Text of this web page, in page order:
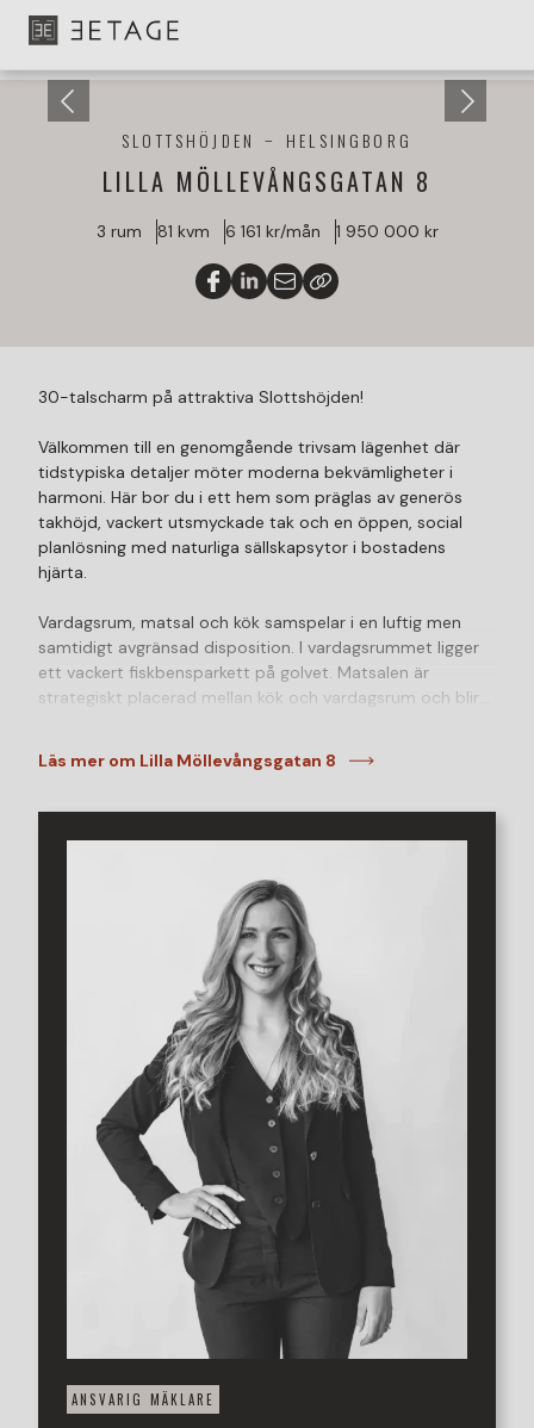
LILLA MÖLLEVÅNGSGATAN 8
SLOTTSHÖJDEN HELSINGBORG
3 rum 81 kvm 6 161 kr/mån 1 950 000 kr
30-talscharm på attraktiva Slottshöjden!
Välkommen till en genomgående trivsam lägenhet där
tidstypiska detaljer möter moderna bekvämligheter i
harmoni. Här bor du i ett hem som präglas av generös
takhöjd, vackert utsmyckade tak och en öppen, social
planlösning med naturliga sällskapsytor i bostadens
hjärta.
Vardagsrum, matsal och kök samspelar i en luftig men
samtidigt avgränsad disposition. I vardagsrummet ligger
ett vackert fiskbensparkett på golvet. Matsalen är
strategiskt placerad mellan kök och vardagsrum och blir
stort matbord där familj och vänner kan samlas,
alternativt möjlighet till extra förvaring för den som
Det stilrena köket erbjuder vitt kakel ovan arbetsbänken
den lugna innergården. Den maskinella utrustningen
består av diskmaskin, spis, ugn, fläkt, kyl och frys. Här
finns även plats för ett mindre frukostbord.
Bostadens två sovrum är rofyllt belägna mot innergården.
Det större sovrummet rymmer enkelt en dubbelsäng och
har en praktisk klädkammare i direkt anslutning. Det andra
sovrummet erbjuder också gott om plats för säng samt
generös förvaring i stilrena svarta skjutgarderober.
Badrummet är helkaklat i sobra, ljusa toner med
klinkergolv och stilrena svarta detaljer. Här finns
golvvärme, handfat, dusch med glasväggar samt en
toppmatad tvättmaskin - funktionella bekvämligheter
som underlättar vardagen.
Detta en riktig pärla med generösa kvadratmeter, vackra
originaldetaljer och en genomtänkt planlösning – perfekt
för paret eller för dig som värdesätter rymliga och sociala
Läs mer om Lilla Möllevångsgatan 8
ANSVARIG MÄKLARE